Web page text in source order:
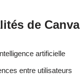
de Canva
artificielle
entre utilisateurs